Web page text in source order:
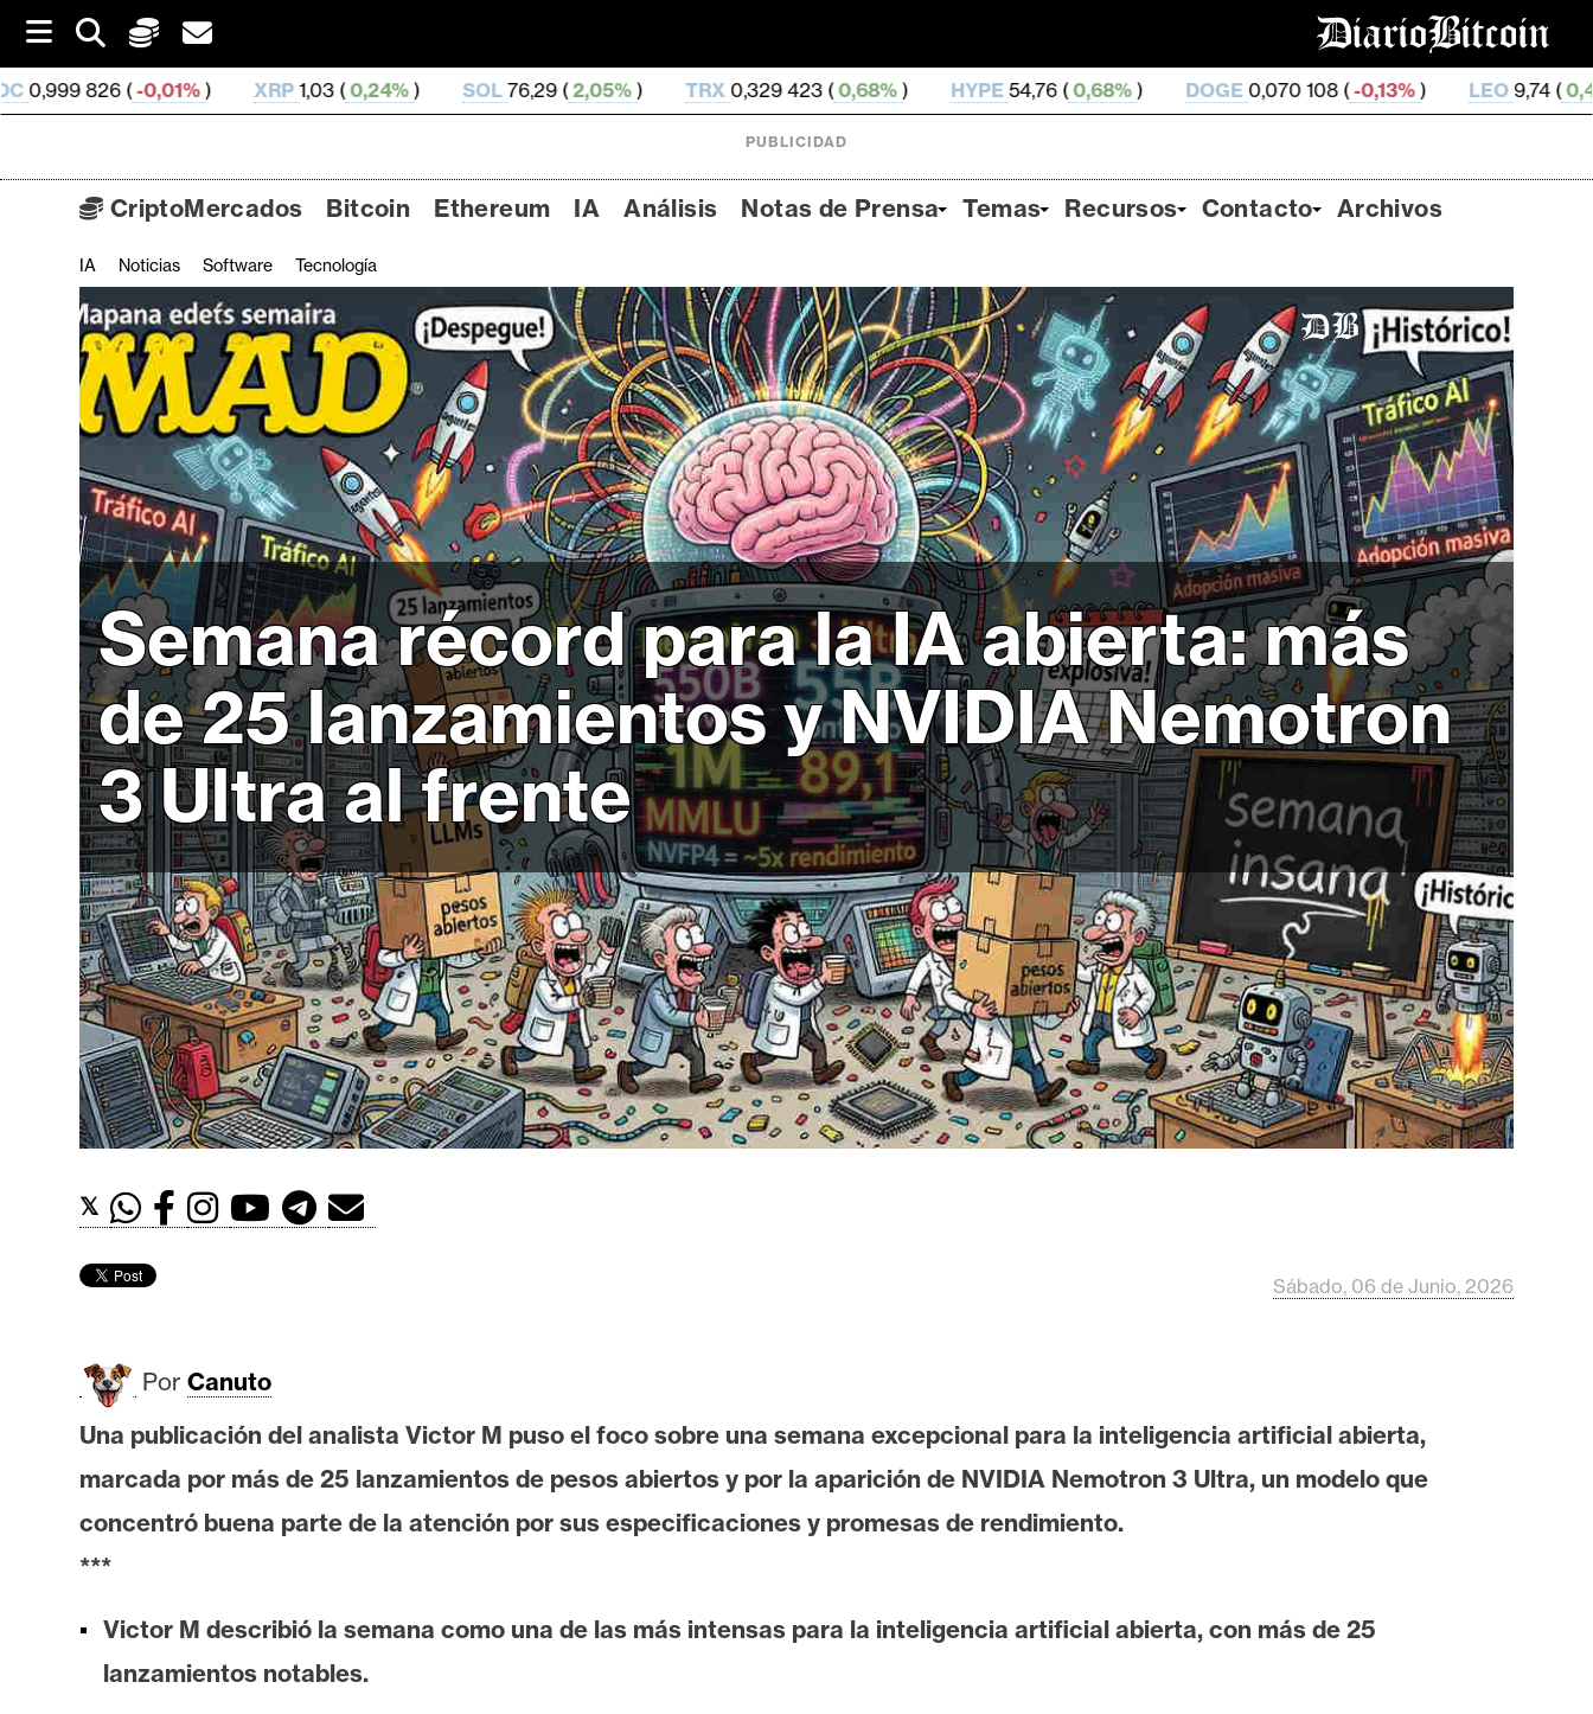
i
p
t
) XRP1,03 (0,24%) SOL76,29 ( 2,05%) TRX0,329 423 ( 0,68%) HYPE54,76 ( 0,68%) DOGE0,070 108 (-0,13%) LEO9,74 (0,43%) ZEC
C
r
i
p
t
o
M
e
r
c
a
d
o
s
B
i
t
c
o
i
n
E
t
h
e
e
m
I
A
A
n
l
s
PUBLICIDAD
CriptoMercados Bitcoin Ethereum IA Análisis Notas de Prensa Temas Recursos Contacto Archivos
IA Noticias Software Tecnología
Semana récord para la IA abierta: más
de 25 lanzamientos y NVIDIA Nemotron
3 Ultra al frente
𝕏
Sábado, 06 de Junio, 2026
Por Canuto
Una publicación del analista Victor M puso el foco sobre una semana excepcional para la inteligencia artificial abierta,
marcada por más de 25 lanzamientos de pesos abiertos y por la aparición de NVIDIA Nemotron 3 Ultra, un modelo que
concentró buena parte de la atención por sus especificaciones y promesas de rendimiento.
***
Victor M describió la semana como una de las más intensas para la inteligencia artificial abierta, con más de 25
lanzamientos notables.